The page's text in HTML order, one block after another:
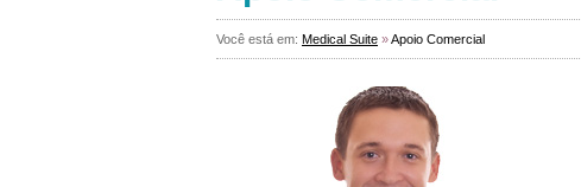
Você está em: Medical Suite »Apoio Comercial